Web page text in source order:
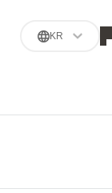
KR